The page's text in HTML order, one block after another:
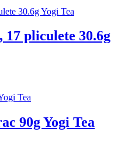
17 pliculete 30.6g
90g Yogi Tea